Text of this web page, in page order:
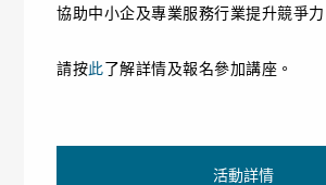
協助中小企及專業服務行業提升競爭力
請按此了解詳情及報名參加講座。
活動詳情